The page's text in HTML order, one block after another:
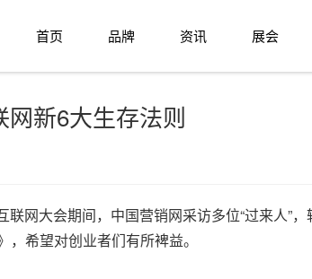
首页 品牌 资讯 展会
网新6大生存法则
网大会期间，中国营销网采访多位“过来人”
，希望对创业者们有所裨益。